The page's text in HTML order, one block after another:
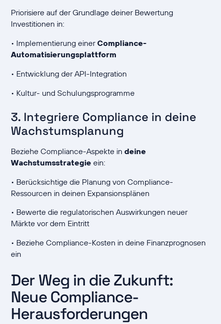
Priorisiere auf der Grundlage deiner Bewertung
Investitionen in:
• Implementierung einerCompliance-
Automatisierungsplattform
• Entwicklung der API-Integration
• Kultur- und Schulungsprogramme
3. Integriere Compliance in deine
Wachstumsplanung
Beziehe Compliance-Aspekte indeine
Wachstumsstrategie ein:
• Berücksichtige die Planung von Compliance-
Ressourcen in deinen Expansionsplänen
• Bewerte die regulatorischen Auswirkungen neuer
Märkte vor dem Eintritt
• Beziehe Compliance-Kosten in deine Finanzprognosen
ein
Der Weg in die Zukunft:
Neue Compliance-
Herausforderungen